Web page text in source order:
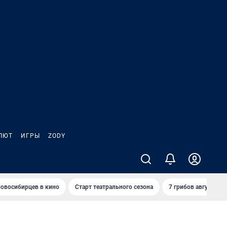
ИГРЫ ZODY
в кино Старт театрального сезона 7 грибов августа